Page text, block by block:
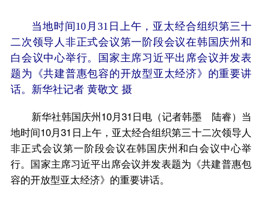
当地时间10月31日上午，亚太经合组织第三十
二次领导人非正式会议第一阶段会议在韩国庆州和
白会议中心举行。国家主席习近平出席会议并发表
题为《共建普惠包容的开放型亚太经济》的重要讲
话。新华社记者 黄敬文 摄
新华社韩国庆州10月31日电（记者韩墨 陆睿）当
地时间10月31日上午，亚太经合组织第三十二次领导人
非正式会议第一阶段会议在韩国庆州和白会议中心举
行。国家主席习近平出席会议并发表题为《共建普惠包
容的开放型亚太经济》的重要讲话。